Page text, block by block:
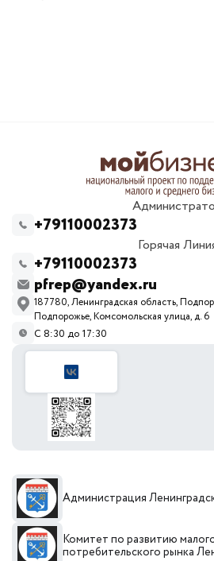
+79110002373
Горячая
+79110002373
pfrep@yandex.ru
187780, Ленинградская область,
Подпорожье, Комсомольская улица, д. 6
С 8:30 до 17:30
Администрация
Комитет по развитию
потребительского рынка